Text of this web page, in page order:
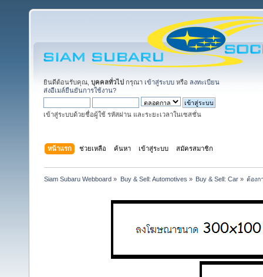
ยินดีต้อนรับคุณ, บุคคลทั่วไป กรุณา เข้าสู่ระบบ หรือ ลงทะเบียน
ส่งอีเมล์ยืนยันการใช้งาน?
เข้าสู่ระบบด้วยชื่อผู้ใช้ รหัสผ่าน และระยะเวลาในเซสชั่น
หน้าแรก ช่วยเหลือ ค้นหา เข้าสู่ระบบ สมัครสมาชิก
Siam Subaru Webboard » Buy & Sell: Automotives » Buy & Sell: Car» ต้องก